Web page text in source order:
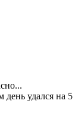
день удался на 5